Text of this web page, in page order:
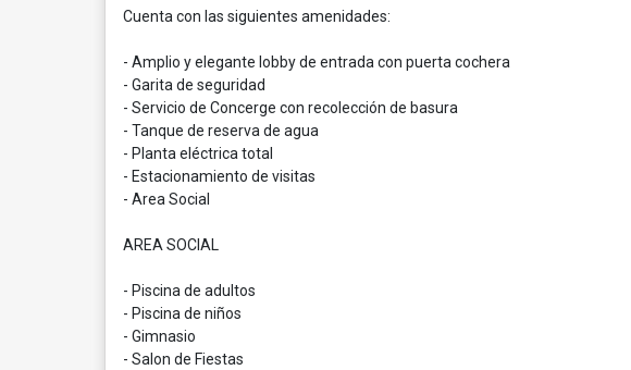
Cuenta con las siguientes amenidades:
- Amplio y elegante lobby de entrada con puerta cochera
- Garita de seguridad
- Servicio de Concerge con recolección de basura
- Tanque de reserva de agua
- Planta eléctrica total
- Estacionamiento de visitas
- Area Social
AREA SOCIAL
- Piscina de adultos
- Piscina de niños
- Gimnasio
- Salon de Fiestas